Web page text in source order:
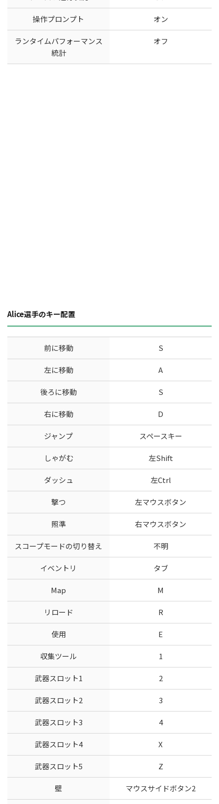
操作プロンプト オン
ランタイムパフォーマンス
統計
オフ
Alice選手のキー配置
前に移動 S
左に移動 A
後ろに移動 S
右に移動 D
ジャンプ スペースキー
しゃがむ 左Shift
ダッシュ 左Ctrl
撃つ 左マウスボタン
照準 右マウスボタン
スコープモードの切り替え 不明
イベントリ タブ
Map M
リロード R
使用 E
収集ツール 1
武器スロット1 2
武器スロット2 3
武器スロット3 4
武器スロット4 X
武器スロット5 Z
壁 マウスサイドボタン2